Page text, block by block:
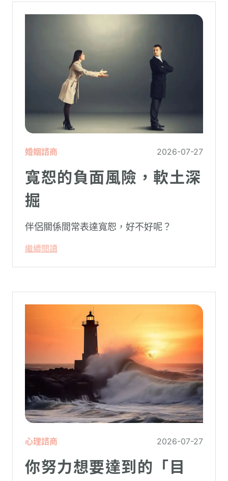
婚姻諮商 2026-07-27
寬恕的負面風險，軟土深
掘
伴侶關係間常表達寬恕，好不好呢？
繼續閱讀
心理諮商 2026-07-27
你努力想要達到的「目